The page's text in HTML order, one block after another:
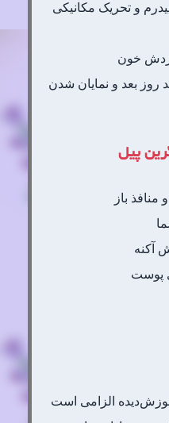
و تحریک مکانیکی
روز بعد و نمایان شدن
پیل
باز
آکنه
پوست
الزامی است